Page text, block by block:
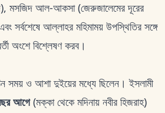
মসজিদ আল-আকসা (জেরুজালেমের দূরের
সর্বশেষে আল্লাহর মহিমাময় উপস্থিতির সঙ্গে
অংশে বিশ্লেষণ করব।
সময় ও আশা দুইয়ের মধ্যে ছিলেন। ইসলামী
আগে(মক্কা থেকে মদিনায় নবীর হিজরাহ)